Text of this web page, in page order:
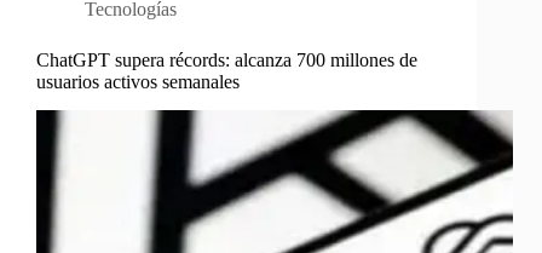
Tecnologías
ChatGPT supera récords: alcanza 700 millones de
usuarios activos semanales